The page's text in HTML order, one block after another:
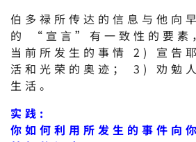
伯多禄所传达的信息与他向
的 “宣言”有一致性的要素
当前所发生的事情 2) 宣告
活和光荣的奥迹； 3) 劝勉
生活。
实践:
你如何利用所发生的事件向